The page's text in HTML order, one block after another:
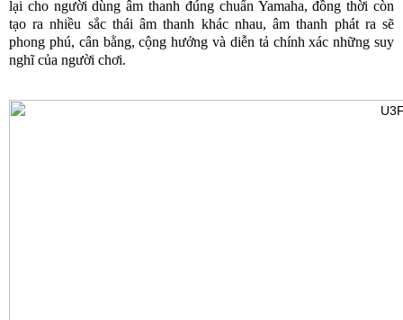
lại cho người dùng âm thanh đúng chuẩn Yamaha, đồng thời còn
tạo ra nhiều sắc thái âm thanh khác nhau, âm thanh phát ra sẽ
phong phú, cân bằng, cộng hưởng và diễn tả chính xác những suy
nghĩ của người chơi.